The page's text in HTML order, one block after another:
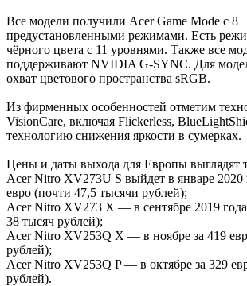
Все модели получили Acer Game Mode с 8
предустановленными режимами. Есть
чёрного цвета с 11 уровнями. Также все
поддерживают NVIDIA G-SYNC. Для
охват цветового пространства sRGB.
Из фирменных особенностей отметим
VisionCare, включая Flickerless,
технологию снижения яркости в сумерках.
Цены и даты выхода для Европы выглядят
Acer Nitro XV273U S выйдет в январе 2020
евро (почти 47,5 тысячи рублей);
Acer Nitro XV273 X — в сентябре 2019 года
38 тысяч рублей);
Acer Nitro XV253Q X — в ноябре за 419
рублей);
Acer Nitro XV253Q P — в октябре за 329
рублей).